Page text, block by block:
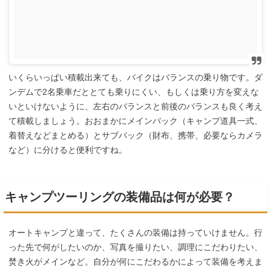
いくらいっぱい積載出来ても、バイクはバランスの乗り物です。ダ
ンデムで2名乗車だととても乗りにくい、もしくは乗り方を変えな
いといけないように、左右のバランスと前後のバランスも良く考え
て積載しましょう。おおまかにメインバック（キャンプ道具一式、
着替えなどまとめる）とサブバック（財布、携帯、必要ならカメラ
など）に分けると便利ですね。
キャンプツーリングの装備品は何が必要？
オートキャンプと違って、たくさんの装備は持っていけません。行
った先で何がしたいのか、写真を撮りたい、調理にこだわりたい、
焚き火がメインなど。自分が何にこだわるかによって装備を考えま